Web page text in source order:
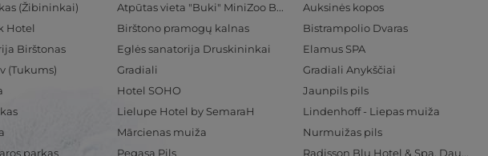
(Žibininkai) Atpūtas vieta "Buki" MiniZoo BUKS Auksinės kopos
Hotel Birštono pramogų kalnas Bistrampolio Dvaras
Birštonas Eglės sanatorija Druskininkai Elamus SPA
(Tukums) Gradiali Gradiali Anykščiai
Hotel SOHO Jaunpils pils
Lielupe Hotel by SemaraH Lindenhoff - Liepas muiža
Mārcienas muiža Nurmuižas pils
parkas Pegasa Pils Radisson Blu Hotel & Spa, Daugava Riga